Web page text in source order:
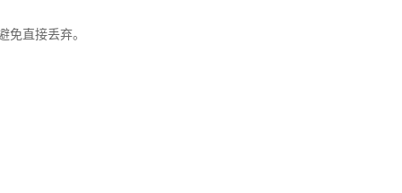
免直接丢弃。